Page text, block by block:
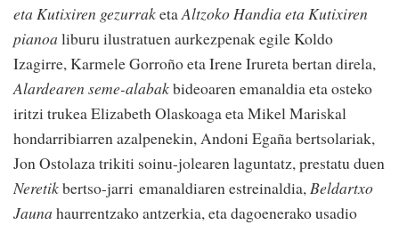
eta Kutixiren gezurraketaAltzoko Handia eta Kutixiren
pianoa liburu ilustratuen aurkezpenak egile Koldo
Izagirre, Karmele Gorroño eta Irene Irureta bertan direla,
Alardearen seme-alabakbideoaren emanaldia eta osteko
iritzi trukea Elizabeth Olaskoaga eta Mikel Mariskal
hondarribiarren azalpenekin, Andoni Egaña bertsolariak,
Jon Ostolaza trikiti soinu-jolearen laguntatz, prestatu duen
Neretikbertso-jarri emanaldiaren estreinaldia, Beldartxo
Jauna haurrentzako antzerkia, eta dagoenerako usadio